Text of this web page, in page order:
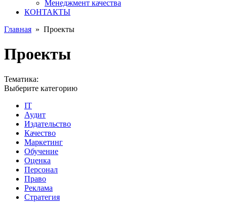
Менеджмент качества
КОНТАКТЫ
Главная » Проекты
Проекты
Тематика:
Выберите категорию
IT
Аудит
Издательство
Качество
Маркетинг
Обучение
Оценка
Персонал
Право
Реклама
Стратегия